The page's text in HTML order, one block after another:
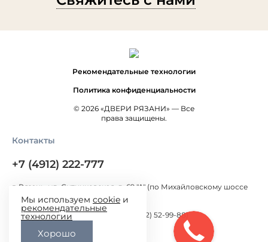
Рекомендательные технологии
Политика конфиденциальности
© 2026 «ДВЕРИ РЯЗАНИ» — Все
права защищены.
Контакты
+7 (4912) 222-777
г. Рязань, ул. Ситниковская, д. 69 "А" (по Михайловскому шоссе
300 метров от Окружной дороги)
г. Рязань, ул. Большая, д.100 (+7 (4912) 52-99-88)
pavelrzn@mail.ru
Мы используем cookie и
рекомендательные
технологии
Хорошо